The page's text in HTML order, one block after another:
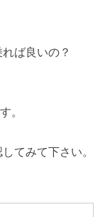
ば良いの？
。
てみて下さい。